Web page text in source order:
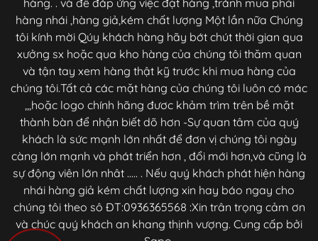
hàng nhái ,hàng giả,kém chất lượng Một lần nữa Chúng
tôi kính mời Qúy khách hàng hãy bớt chút thời gian qua
xưởng sx hoặc qua kho hàng của chúng tôi thăm quan
và tận tay xem hàng thật kỹ trước khi mua hàng của
chúng tôi.Tất cả các mặt hàng của chúng tôi luôn có mác
,,,hoặc logo chính hãng đươc khảm trìm trên bề mặt
thành bàn để nhận biết dõ hơn -Sự quan tâm của quý
khách là sức mạnh lớn nhất để đơn vị chúng tôi ngày
càng lớn mạnh và phát triển hơn , đổi mới hơn,và cũng là
sự động viên lớn nhât ..... . Nếu quý khách phát hiện hàng
nhái hàng giả kém chất lượng xin hay báo ngay cho
chúng tôi theo sô ĐT:0936365568 :Xin trân trọng cảm ơn
và chúc quý khách an khang thịnh vượng. Cung cấp bởi